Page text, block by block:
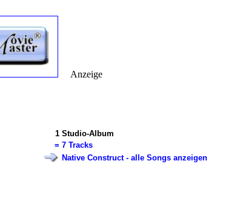
1 Studio-Album
= 7 Tracks
Native Construct - alle Songs anzeigen
Anzeige